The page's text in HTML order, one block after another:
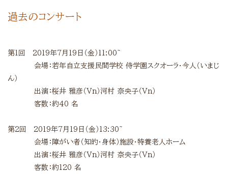
過去のコンサート
第1回 2019年7月19日（金）11:00~
会場：若年自立支援民間学校 侍学園スクオーラ・今人（いまじ
ん）
出演：桜井 雅彦（ Vn ）河村 奈央子（ Vn ）
客数：約40 名
第2回 2019年7月19日（金）13:30~
会場：障がい者（知的・身体）施設・特養老人ホーム
出演：桜井 雅彦（ Vn ）河村 奈央子（ Vn ）
客数：約120 名